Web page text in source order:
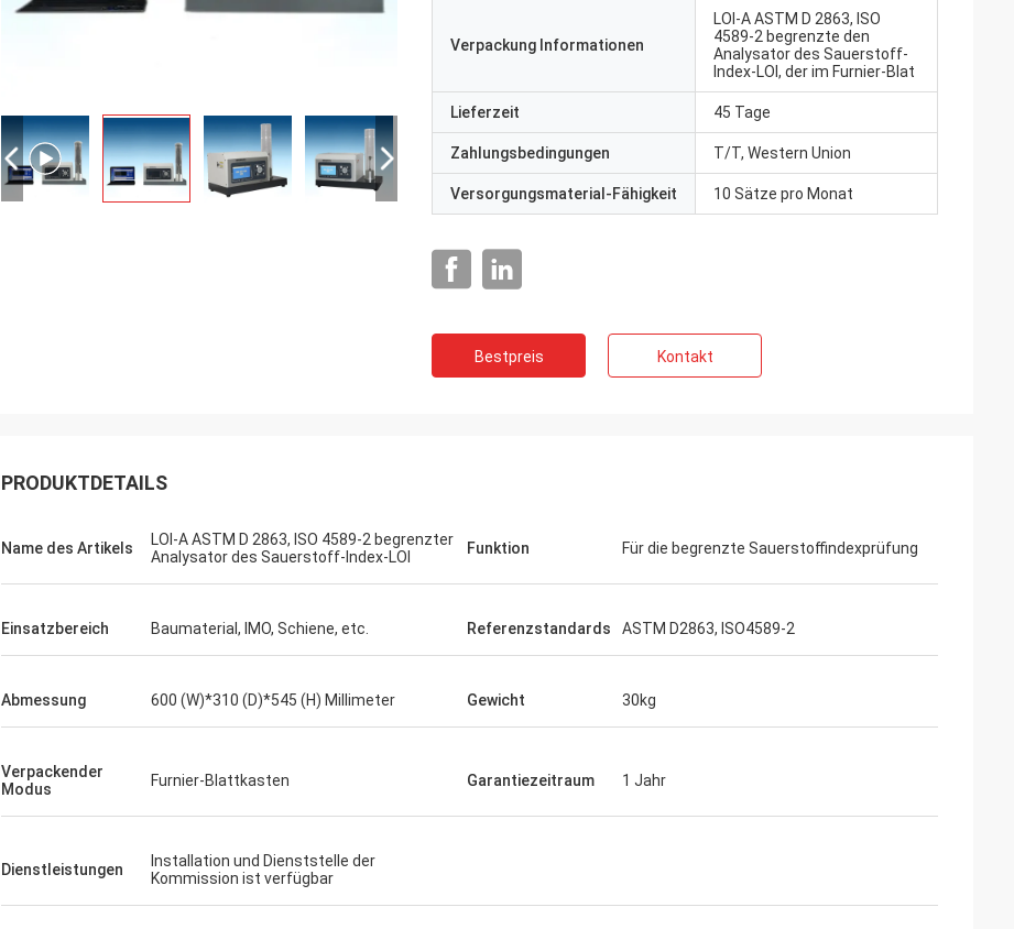
Was unser Prüfgerät betrifft, so sind sie
alle in gutem Zustand. Ich kaufe früher ein
Verpackung Informationen
LOI-A ASTM D 2863, ISO
4589-2 begrenzte den
Analysator des Sauerstoff-
Index-LOI, der im Furnier-Blat
Lieferzeit 45 Tage
Zahlungsbedingungen T/T, Western Union
Versorgungsmaterial-Fähigkeit 10 Sätze pro Monat
Bestpreis Kontakt
PRODUKTDETAILS
Name des Artikels
LOI-A ASTM D 2863, ISO 4589-2 begrenzter
Analysator des Sauerstoff-Index-LOI
Funktion Für die begrenzte Sauerstoffindexprüfung
Einsatzbereich Baumaterial, IMO, Schiene, etc. Referenzstandards ASTM D2863, ISO4589-2
Abmessung 600 (W)*310 (D)*545 (H) Millimeter Gewicht 30kg
Verpackender
Modus
Furnier-Blattkasten Garantiezeitraum 1 Jahr
Dienstleistungen
Installation und Dienststelle der
Kommission ist verfügbar